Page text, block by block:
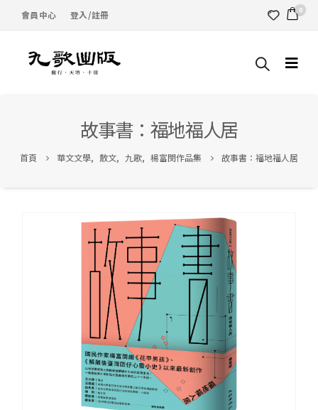
會員中心 登入/註冊 0
故事書：福地福人居
首頁 華文文學, 散文, 九歌, 楊富閔作品集 故事書：福地福人居